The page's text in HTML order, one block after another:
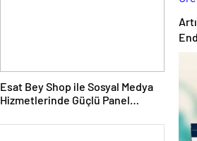
Esat Bey Shop ile Sosyal Medya
Hizmetlerinde Güçlü Panel